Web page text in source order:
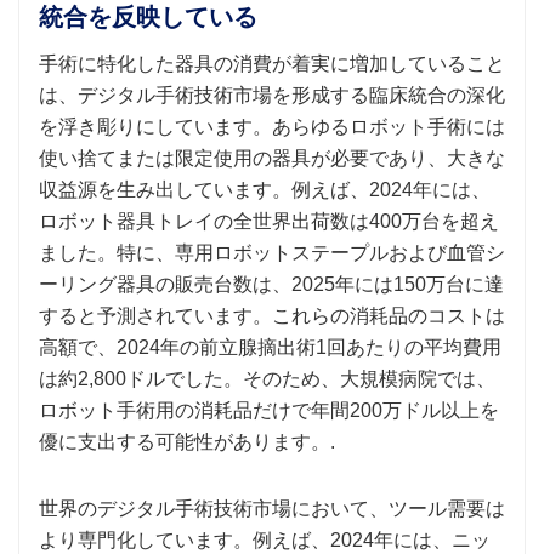
統合を反映している
手術に特化した器具の消費が着実に増加していること
は、デジタル手術技術市場を形成する臨床統合の深化
を浮き彫りにしています。あらゆるロボット手術には
使い捨てまたは限定使用の器具が必要であり、大きな
収益源を生み出しています。例えば、2024年には、
ロボット器具トレイの全世界出荷数は400万台を超え
ました。特に、専用ロボットステープルおよび血管シ
ーリング器具の販売台数は、2025年には150万台に達
すると予測されています。これらの消耗品のコストは
高額で、2024年の前立腺摘出術1回あたりの平均費用
は約2,800ドルでした。そのため、大規模病院では、
ロボット手術用の消耗品だけで年間200万ドル以上を
優に支出する可能性があります。.
世界のデジタル手術技術市場において、ツール需要は
より専門化しています。例えば、2024年には、ニッ